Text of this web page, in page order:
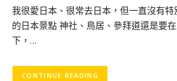
我很愛日本、很常去日本，但一直沒有
的日本景點 神社、鳥居、參拜道還是要
下，…
CONTINUE READING